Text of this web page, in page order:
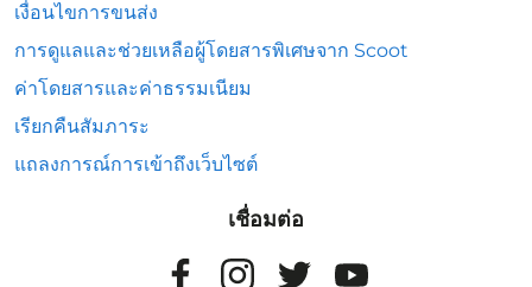
เงื่อนไขการขนส่ง
การดูแลและช่วยเหลือผู้โดยสารพิเศษจาก Scoot
ค่าโดยสารและค่าธรรมเนียม
เรียกคืนสัมภาระ
แถลงการณ์การเข้าถึงเว็บไซต์
เชื่อมต่อ